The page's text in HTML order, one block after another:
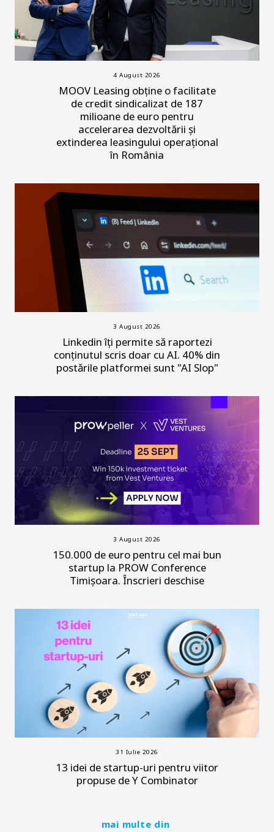
4 August 2026
MOOV Leasing obține o facilitate
de credit sindicalizat de 187
milioane de euro pentru
accelerarea dezvoltării și
extinderea leasingului operațional
în România
3 August 2026
Linkedin îți permite să raportezi
conținutul scris doar cu AI. 40% din
postările platformei sunt "AI Slop"
3 August 2026
150.000 de euro pentru cel mai bun
startup la PROW Conference
Timișoara. Înscrieri deschise
31 Iulie 2026
13 idei de startup-uri pentru viitor
propuse de Y Combinator
mai multe din